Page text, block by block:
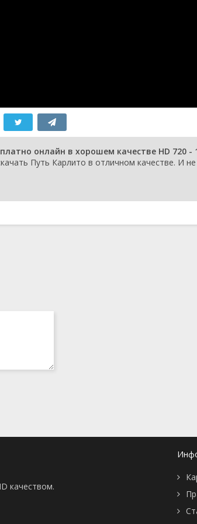
онлайн в хорошем качестве HD 720 -
Путь Карлито в отличном качестве. И не
качеством.